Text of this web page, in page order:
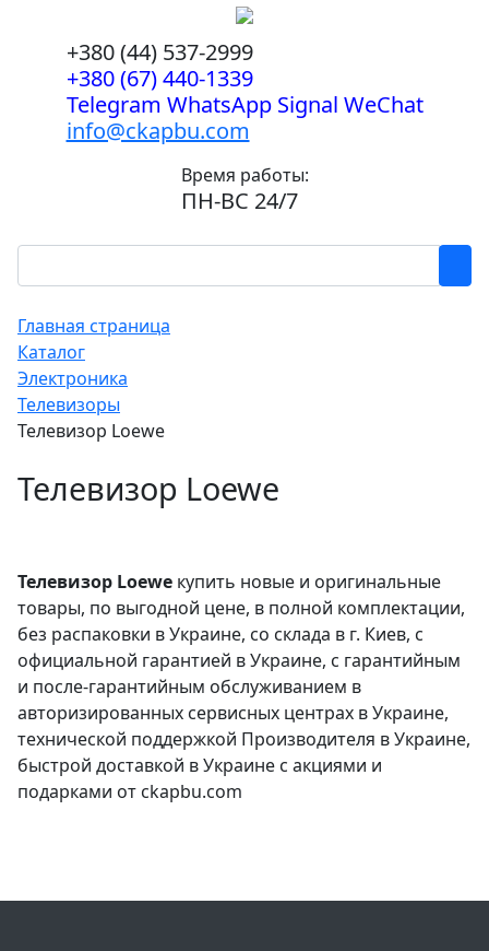
+380 (44) 537-2999
+380 (67) 440-1339
Telegram WhatsApp Signal WeChat
info@ckapbu.com
Время работы:
ПН-ВС 24/7
Главная страница
Каталог
Электроника
Телевизоры
Телевизор Loewe
Телевизор Loewe
Телевизор Loewe купить новые и оригинальные
товары, по выгодной цене, в полной комплектации,
без распаковки в Украине, со склада в г. Киев, с
официальной гарантией в Украине, с гарантийным
и после-гарантийным обслуживанием в
авторизированных сервисных центрах в Украине,
технической поддержкой Производителя в Украине,
быстрой доставкой в Украине с акциями и
подарками от ckapbu.com